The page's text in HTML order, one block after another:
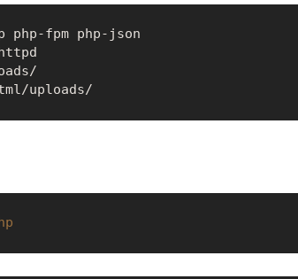
fpm php-json
uploads/